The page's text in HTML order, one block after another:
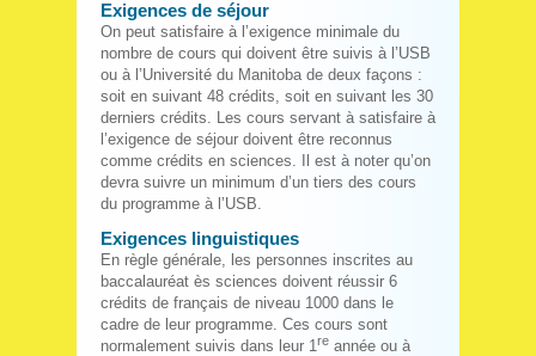
Exigences de séjour
On peut satisfaire à l’exigence minimale du
nombre de cours qui doivent être suivis à l’USB
ou à l’Université du Manitoba de deux façons :
soit en suivant 48 crédits, soit en suivant les 30
derniers crédits. Les cours servant à satisfaire à
l’exigence de séjour doivent être reconnus
comme crédits en sciences. Il est à noter qu’on
devra suivre un minimum d’un tiers des cours
du programme à l’USB.
Exigences linguistiques
En règle générale, les personnes inscrites au
baccalauréat ès sciences doivent réussir 6
crédits de français de niveau 1000 dans le
cadre de leur programme. Ces cours sont
normalement suivis dans leur 1 re année ou à